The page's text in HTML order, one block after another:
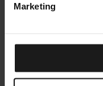
Marketing